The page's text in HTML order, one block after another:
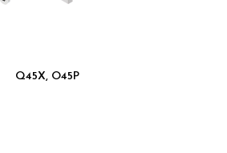
Q45X, O45P